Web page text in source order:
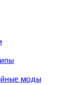
моды